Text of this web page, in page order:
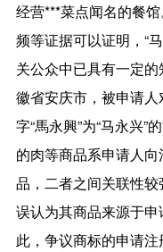
经营***菜点闻名的餐
频等证据可以证明，“
关公众中已具有一定
徽省安庆市，被申请人
字“馬永興”为“马永兴”
的肉等商品系申请人
品，二者之间关联性
误认为其商品来源于
此，争议商标的申请